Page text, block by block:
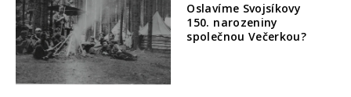
Oslavíme Svojsíkovy
150. narozeniny
společnou Večerkou?